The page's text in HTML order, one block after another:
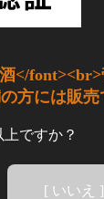
</
方には販売
ですか？
[ いいえ ]